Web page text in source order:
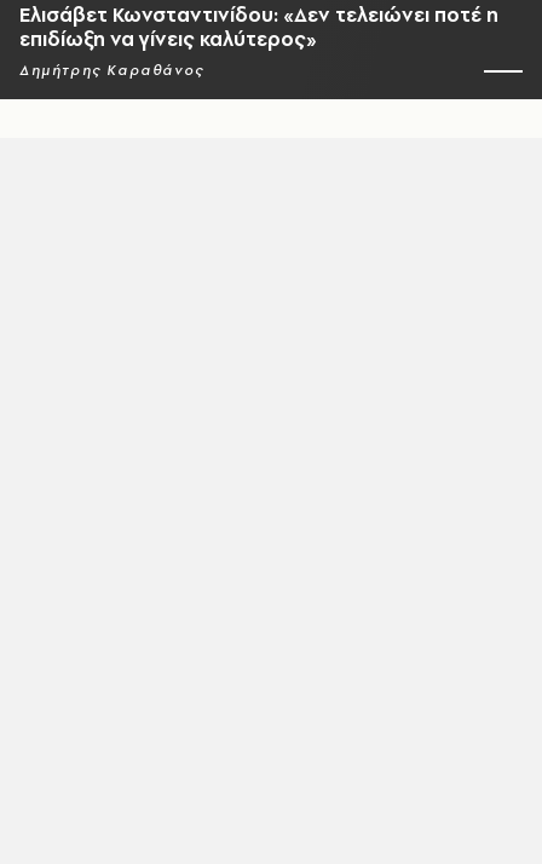
Ελισάβετ Κωνσταντινίδου: «Δεν τελειώνει ποτέ η
επιδίωξη να γίνεις καλύτερος»
Δημήτρης Καραθάνος